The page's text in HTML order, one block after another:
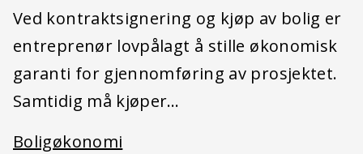
Ved kontraktsignering og kjøp av bolig er
entreprenør lovpålagt å stille økonomisk
garanti for gjennomføring av prosjektet.
Samtidig må kjøper…
Boligøkonomi